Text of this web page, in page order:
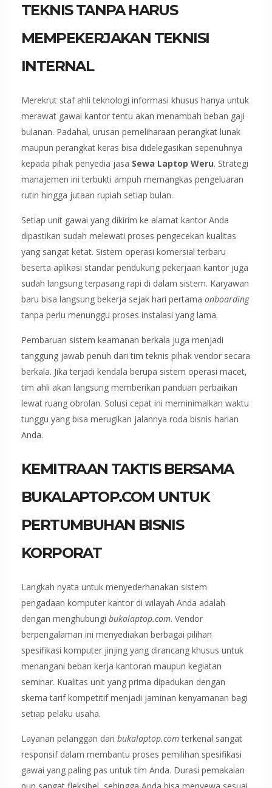
TEKNIS TANPA HARUS
MEMPEKERJAKAN TEKNISI
INTERNAL
Merekrut staf ahli teknologi informasi khusus hanya untuk
merawat gawai kantor tentu akan menambah beban gaji
bulanan. Padahal, urusan pemeliharaan perangkat lunak
maupun perangkat keras bisa didelegasikan sepenuhnya
kepada pihak penyedia jasa Sewa Laptop Weru. Strategi
manajemen ini terbukti ampuh memangkas pengeluaran
rutin hingga jutaan rupiah setiap bulan.
Setiap unit gawai yang dikirim ke alamat kantor Anda
dipastikan sudah melewati proses pengecekan kualitas
yang sangat ketat. Sistem operasi komersial terbaru
beserta aplikasi standar pendukung pekerjaan kantor juga
sudah langsung terpasang rapi di dalam sistem. Karyawan
baru bisa langsung bekerja sejak hari pertama onboarding
tanpa perlu menunggu proses instalasi yang lama.
Pembaruan sistem keamanan berkala juga menjadi
tanggung jawab penuh dari tim teknis pihak vendor secara
berkala. Jika terjadi kendala berupa sistem operasi macet,
tim ahli akan langsung memberikan panduan perbaikan
lewat ruang obrolan. Solusi cepat ini meminimalkan waktu
tunggu yang bisa merugikan jalannya roda bisnis harian
Anda.
KEMITRAAN TAKTIS BERSAMA
BUKALAPTOP.COM UNTUK
PERTUMBUHAN BISNIS
KORPORAT
Langkah nyata untuk menyederhanakan sistem
pengadaan komputer kantor di wilayah Anda adalah
dengan menghubungi bukalaptop.com. Vendor
berpengalaman ini menyediakan berbagai pilihan
spesifikasi komputer jinjing yang dirancang khusus untuk
menangani beban kerja kantoran maupun kegiatan
seminar. Kualitas unit yang prima dipadukan dengan
skema tarif kompetitif menjadi jaminan kenyamanan bagi
setiap pelaku usaha.
Layanan pelanggan dari bukalaptop.comterkenal sangat
responsif dalam membantu proses pemilihan spesifikasi
gawai yang paling pas untuk tim Anda. Durasi pemakaian
pun sangat fleksibel, sehingga Anda bisa menyewa sesuai